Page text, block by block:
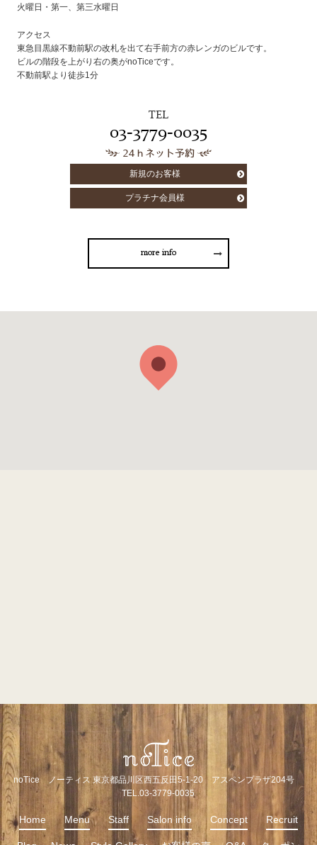
火曜日・第一、第三水曜日
アクセス
東急目黒線不動前駅の改札を出て右手前方の赤レンガのビルです。
ビルの階段を上がり右の奥がnoTiceです。
不動前駅より徒歩1分
TEL
03-3779-0035
24ｈネット予約
新規のお客様
プラチナ会員様
more info
noTice ノーティス 東京都品川区西五反田5-1-20 アスペンプラザ204号
TEL.03-3779-0035
Home Menu Staff Salon info Concept Recruit